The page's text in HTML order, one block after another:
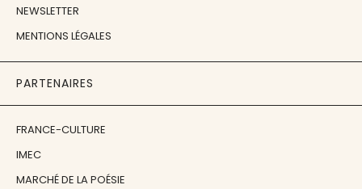
NEWSLETTER
MENTIONS LÉGALES
PARTENAIRES
FRANCE-CULTURE
IMEC
MARCHÉ DE LA POÉSIE